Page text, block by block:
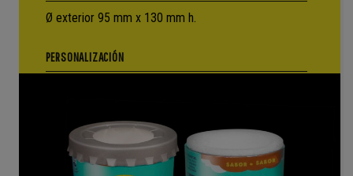
Ø exterior 95 mm x 130 mm h.
PERSONALIZACIÓN